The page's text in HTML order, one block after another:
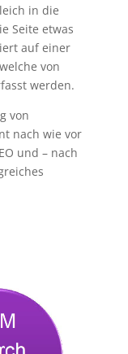
in die
Seite etwas
auf einer
von
werden.
von
nach wie vor
und – nach